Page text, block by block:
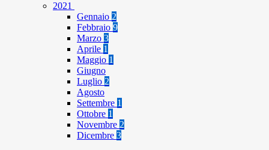
2021
Gennaio 2
Febbraio 9
Marzo 3
Aprile 1
Maggio 1
Giugno
Luglio 2
Agosto
Settembre 1
Ottobre 1
Novembre 2
Dicembre 3